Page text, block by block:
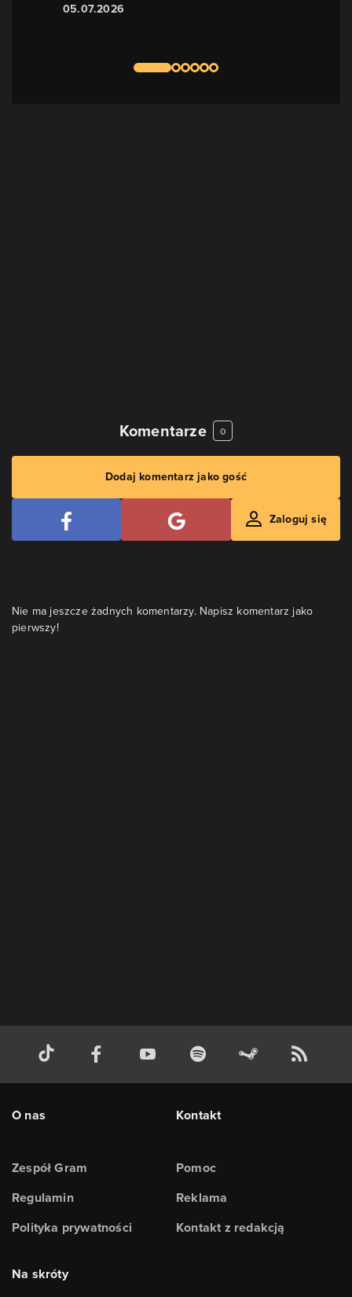
05.07.2026
Komentarze 0
Dodaj komentarz jako gość
Zaloguj się
Nie ma jeszcze żadnych komentarzy. Napisz komentarz jako
pierwszy!
O nas
Zespół Gram
Regulamin
Polityka prywatności
Kontakt
Pomoc
Reklama
Kontakt z redakcją
Na skróty